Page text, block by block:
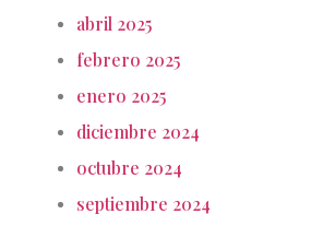
abril 2025
febrero 2025
enero 2025
diciembre 2024
octubre 2024
septiembre 2024